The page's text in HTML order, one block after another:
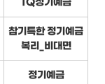
1Q정기예금
참기특한 정기예금
복리_비대면
정기예금